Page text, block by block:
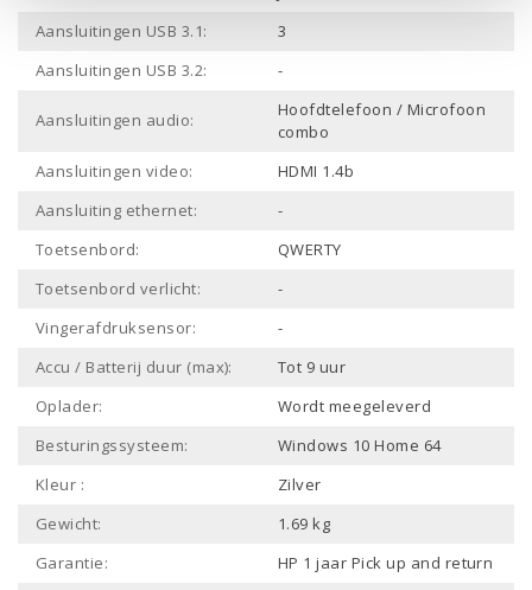
Aansluitingen USB 3.1:
3
Aansluitingen USB 3.2:
-
Aansluitingen audio:
Hoofdtelefoon / Microfoon
combo
Aansluitingen video:
HDMI 1.4b
Aansluiting ethernet:
-
Toetsenbord:
QWERTY
Toetsenbord verlicht:
-
Vingerafdruksensor:
-
Accu / Batterij duur (max):
Tot 9 uur
Oplader:
Wordt meegeleverd
Besturingssysteem:
Windows 10 Home 64
Kleur :
Zilver
Gewicht:
1.69 kg
Garantie:
HP 1 jaar Pick up and return